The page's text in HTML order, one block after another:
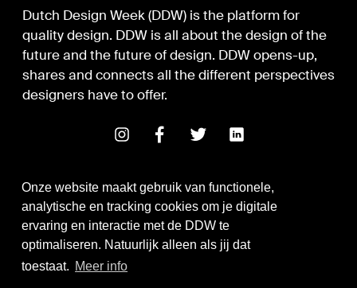
Onze website maakt gebruik van functionele,
analytische en tracking cookies om je digitale
ervaring en interactie met de DDW te
optimaliseren. Natuurlijk alleen als jij dat
toestaat. Meer info
Dutch Design Week (DDW) is the platform for
quality design. DDW is all about the design of the
future and the future of design. DDW opens-up,
shares and connects all the different perspectives
designers have to offer.